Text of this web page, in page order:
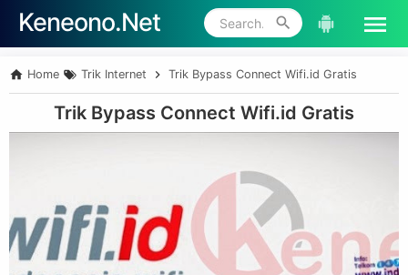
Skip to main content
Keneono.Net
Home Trik Internet Trik Bypass Connect Wifi.id Gratis
Trik Bypass Connect Wifi.id Gratis